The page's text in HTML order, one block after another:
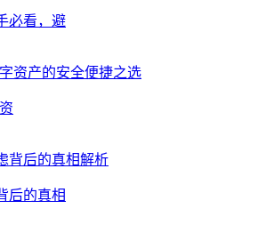
必看，避
后的真相